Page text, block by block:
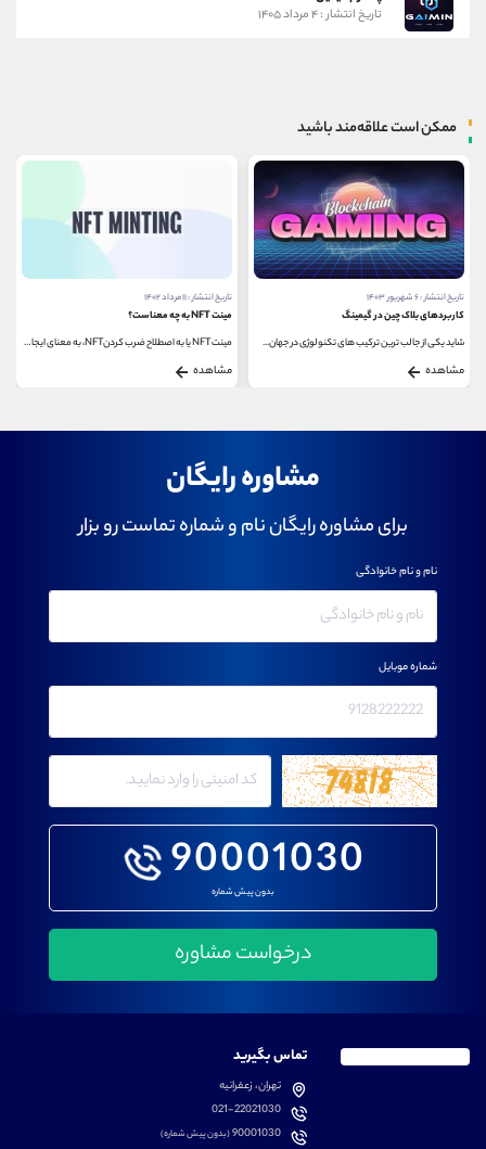
تاریخ انتشار : ۴ مرداد ۱۴۰۵
ممکن است علاقه‌مند باشید
تاریخ انتشار : ۶ شهریور ۱۴۰۳
کاربردهای بلاک چین در گیمینگ
شاید یکی از جالب ترین ترکیب های تکنولوژی در جهان...
مشاهده
تاریخ انتشار : ۱۱ مرداد ۱۴۰۲
مینت NFT به چه معناست؟
مینت NFT یا به اصطلاح ضرب کردنNFT، به معنای ایجاد...
مشاهده
مشاوره رایگان
برای مشاوره رایگان نام و شماره تماست رو بزار
90001030
بدون پیش شماره
نام و نام خانوادگی
شماره موبایل
تماس بگیرید
تهران، زعفرانیه
021-22021030
90001030(بدون پیش شماره)